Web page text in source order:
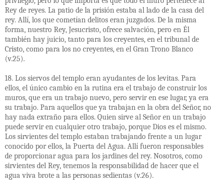
Rey de reyes. La patio de la prisión estaba al lado de la casa del
rey. Allí, los que cometían delitos eran juzgados. De la misma
forma, nuestro Rey, Jesucristo, ofrece salvación, pero en Él
también hay juicio, tanto para los creyentes, en el tribunal de
Cristo, como para los no creyentes, en el Gran Trono Blanco
(v.25).
18. Los siervos del templo eran ayudantes de los levitas. Para
ellos, el único cambio en la rutina era el trabajo de construir los
muros, que era un trabajo nuevo, pero servir en ese lugar, ya era
su trabajo. Para aquellos que ya trabajan en la obra del Señor, no
hay nada extraño para ellos. Quien sirve al Señor en un trabajo
puede servir en cualquier otro trabajo, porque Dios es el mismo.
Los sirvientes del templo estaban trabajando frente a un lugar
conocido por ellos, la Puerta del Agua. Allí fueron responsables
de proporcionar agua para los jardines del rey. Nosotros, como
sirvientes del Rey, tenemos la responsabilidad de hacer que el
agua viva brote a las personas sedientas (v.26).